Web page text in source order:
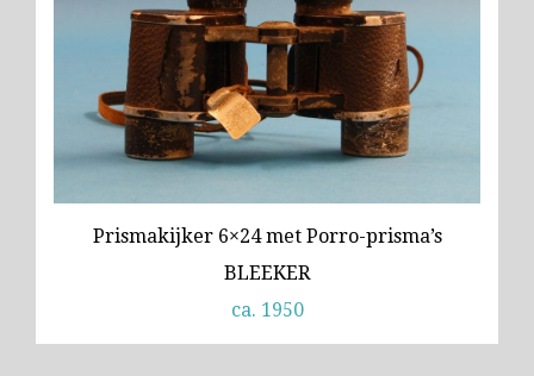
Prismakijker 6×24 met Porro-prisma’s
BLEEKER
ca. 1950